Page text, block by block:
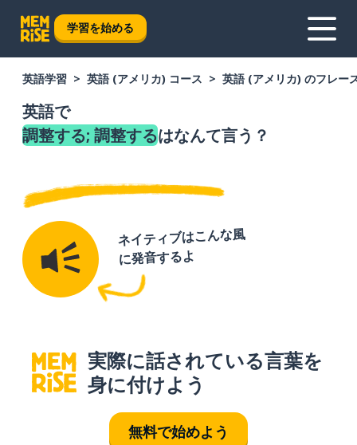
学習を始める
英語学習 英語 (アメリカ) コース 英語 (アメリカ) のフレー
英語で
調整する; 調整するはなんて言う？
ネイティブはこんな風
に発音するよ
実際に話されている言葉を
身に付けよう
無料で始めよう